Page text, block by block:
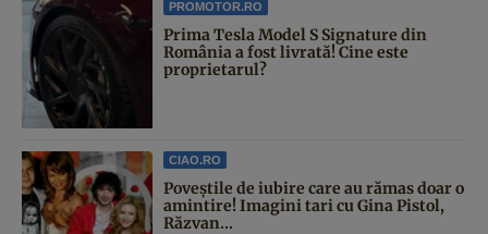
PROMOTOR.RO
Prima Tesla Model S Signature din
România a fost livrată! Cine este
proprietarul?
CIAO.RO
Poveştile de iubire care au rămas doar o
amintire! Imagini tari cu Gina Pistol,
Răzvan...